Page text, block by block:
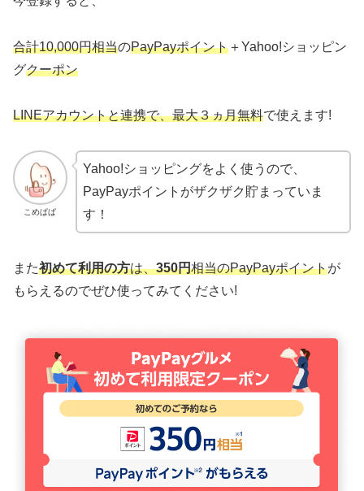
合計10,000円相当のPayPayポイント ＋Yahoo!ショッピン
グクーポン
LINEアカウントと連携で、最大３ヵ月無料で使えます!
こめぱぱ
Yahoo!ショッピングをよく使うので、
PayPayポイントがザクザク貯まっていま
す！
また初めて利用の方は、350円相当のPayPayポイントが
もらえるのでぜひ使ってみてください!